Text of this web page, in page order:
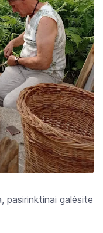
pasirinktinai galėsite